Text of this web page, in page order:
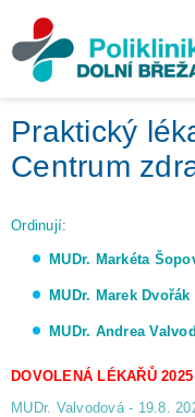
Praktický
Centrum
Ordinují:
MUDr. Markéta
MUDr. Marek Dvořák
MUDr. Andrea
DOVOLENÁ LÉKAŘŮ 2025
MUDr. Valvodová - 19.8.